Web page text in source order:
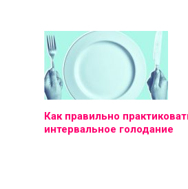
Как правильно
интервальное голодание